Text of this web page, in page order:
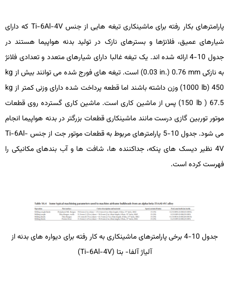
پارامترهای بکار رفته برای ماشین­کاری تیغه ­هایی از جنسTi-6Al-4V که دارای
شیارهای عمیق، فلانژها و بسترهای نازک در تولید بدنه هواپیما هستند در
جدول 10-4 ارائه شده­ اند. یک تیغه غالبا دارای شیارهای متعدد و تعدادی فلانژ
به نازکیmm
in.
kg
450 (
lb
kg
67.5 (
lb
150) پس از ماشین­ کاری است. ماشین ­کاری گسترده­ روی قطعات
موتور توربین گازی درست مانند ماشین­کاری قطعات بزرگ­تر در بدنه هواپیما انجام
می­ شود. جدول 10-5 پارامترهای مربوط به قطعات موتور جت از جنس
Ti-6Al-
4V نظیر دیسک ­های پنکه، جداکننده ­ها، شافت­ ها و آب بندهای مکانیکی را
فهرست کرده است.
جدول 10-4 برخی پارامترهای ماشین­­کاری به کار رفته برای دیواره­ های بدنه از
آلیاژ آلفا- بتا (Ti-6Al-4V
)